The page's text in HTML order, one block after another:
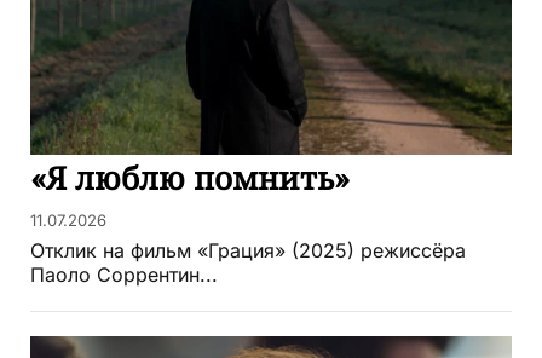
«Я люблю помнить»
11.07.2026
Отклик на фильм «Грация» (2025) режиссёра
Паоло Соррентин...